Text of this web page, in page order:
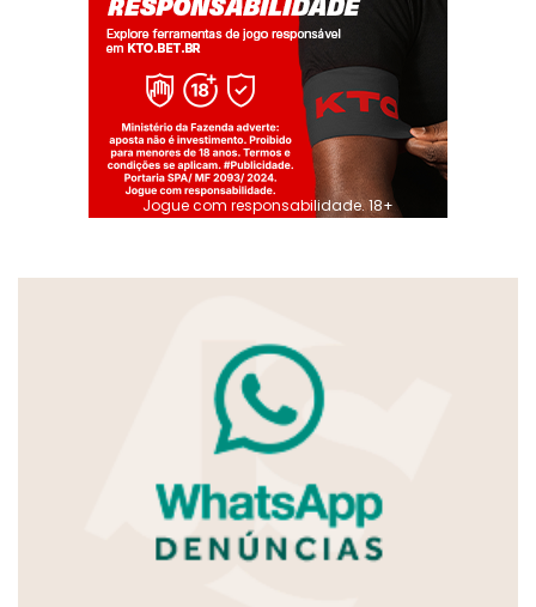
Jogue com responsabilidade. 18+